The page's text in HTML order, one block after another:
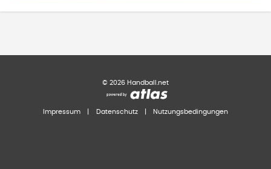
© 2026 Handball.net
Impressum Datenschutz Nutzungsbedingungen